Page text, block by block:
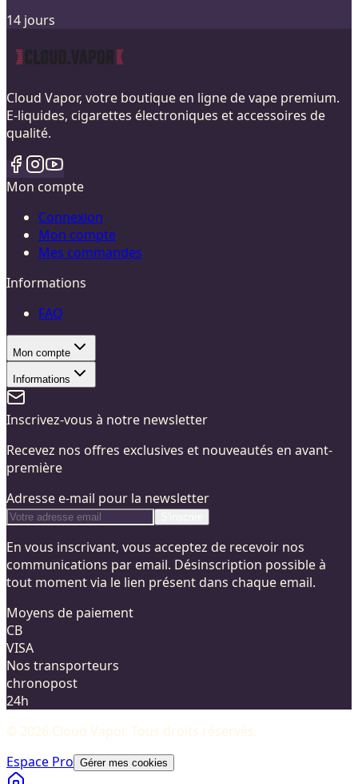
14 jours
Cloud Vapor, votre boutique en ligne de vape premium.
E-liquides, cigarettes électroniques et accessoires de
qualité.
Mon compte
Connexion
Mon compte
Mes commandes
Informations
FAQ
Mon compte
Informations
Inscrivez-vous à notre newsletter
Recevez nos offres exclusives et nouveautés en avant-
première
Adresse e-mail pour la newsletter
En vous inscrivant, vous acceptez de recevoir nos
communications par email. Désinscription possible à
tout moment via le lien présent dans chaque email.
Moyens de paiement
CB
VISA
Nos transporteurs
chronopost
24h
© 2026 Cloud Vapor. Tous droits réservés.
Espace Pro Gérer mes cookies